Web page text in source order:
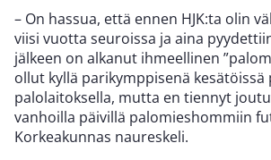
– On hassua, että ennen HJK:ta olin
viisi vuotta seuroissa ja aina
jälkeen on alkanut ihmeellinen
ollut kyllä parikymppisenä kesätöissä
palolaitoksella, mutta en tiennyt
vanhoilla päivillä palomieshommiin
Korkeakunnas naureskeli.